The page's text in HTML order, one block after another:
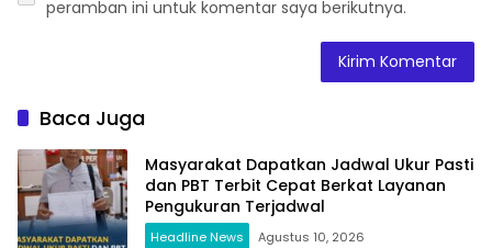
peramban ini untuk komentar saya berikutnya.
Baca Juga
Masyarakat Dapatkan Jadwal Ukur Pasti
dan PBT Terbit Cepat Berkat Layanan
Pengukuran Terjadwal
Headline News Agustus 10, 2026